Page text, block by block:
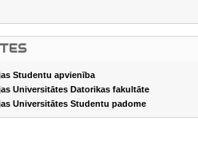
Studentu apvienība
Universitātes Datorikas fakultāte
Universitātes Studentu padome